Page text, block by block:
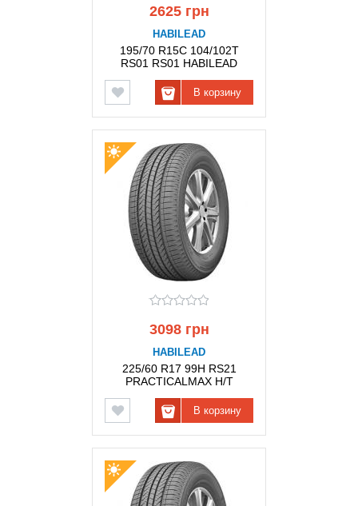
2625 грн
HABILEAD
195/70 R15C 104/102T
RS01 RS01 HABILEAD
В корзину
3098 грн
HABILEAD
225/60 R17 99H RS21
PRACTICALMAX H/T
В корзину